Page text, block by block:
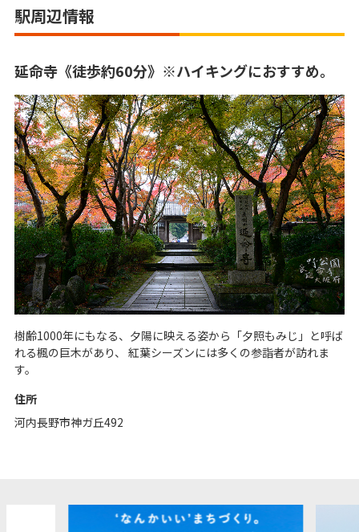
駅周辺情報
延命寺《徒歩約60分》※ハイキングにおすすめ。
樹齢1000年にもなる、夕陽に映える姿から「夕照もみじ」と呼ば
れる楓の巨木があり、 紅葉シーズンには多くの参詣者が訪れま
す。
住所
河内長野市神ガ丘492